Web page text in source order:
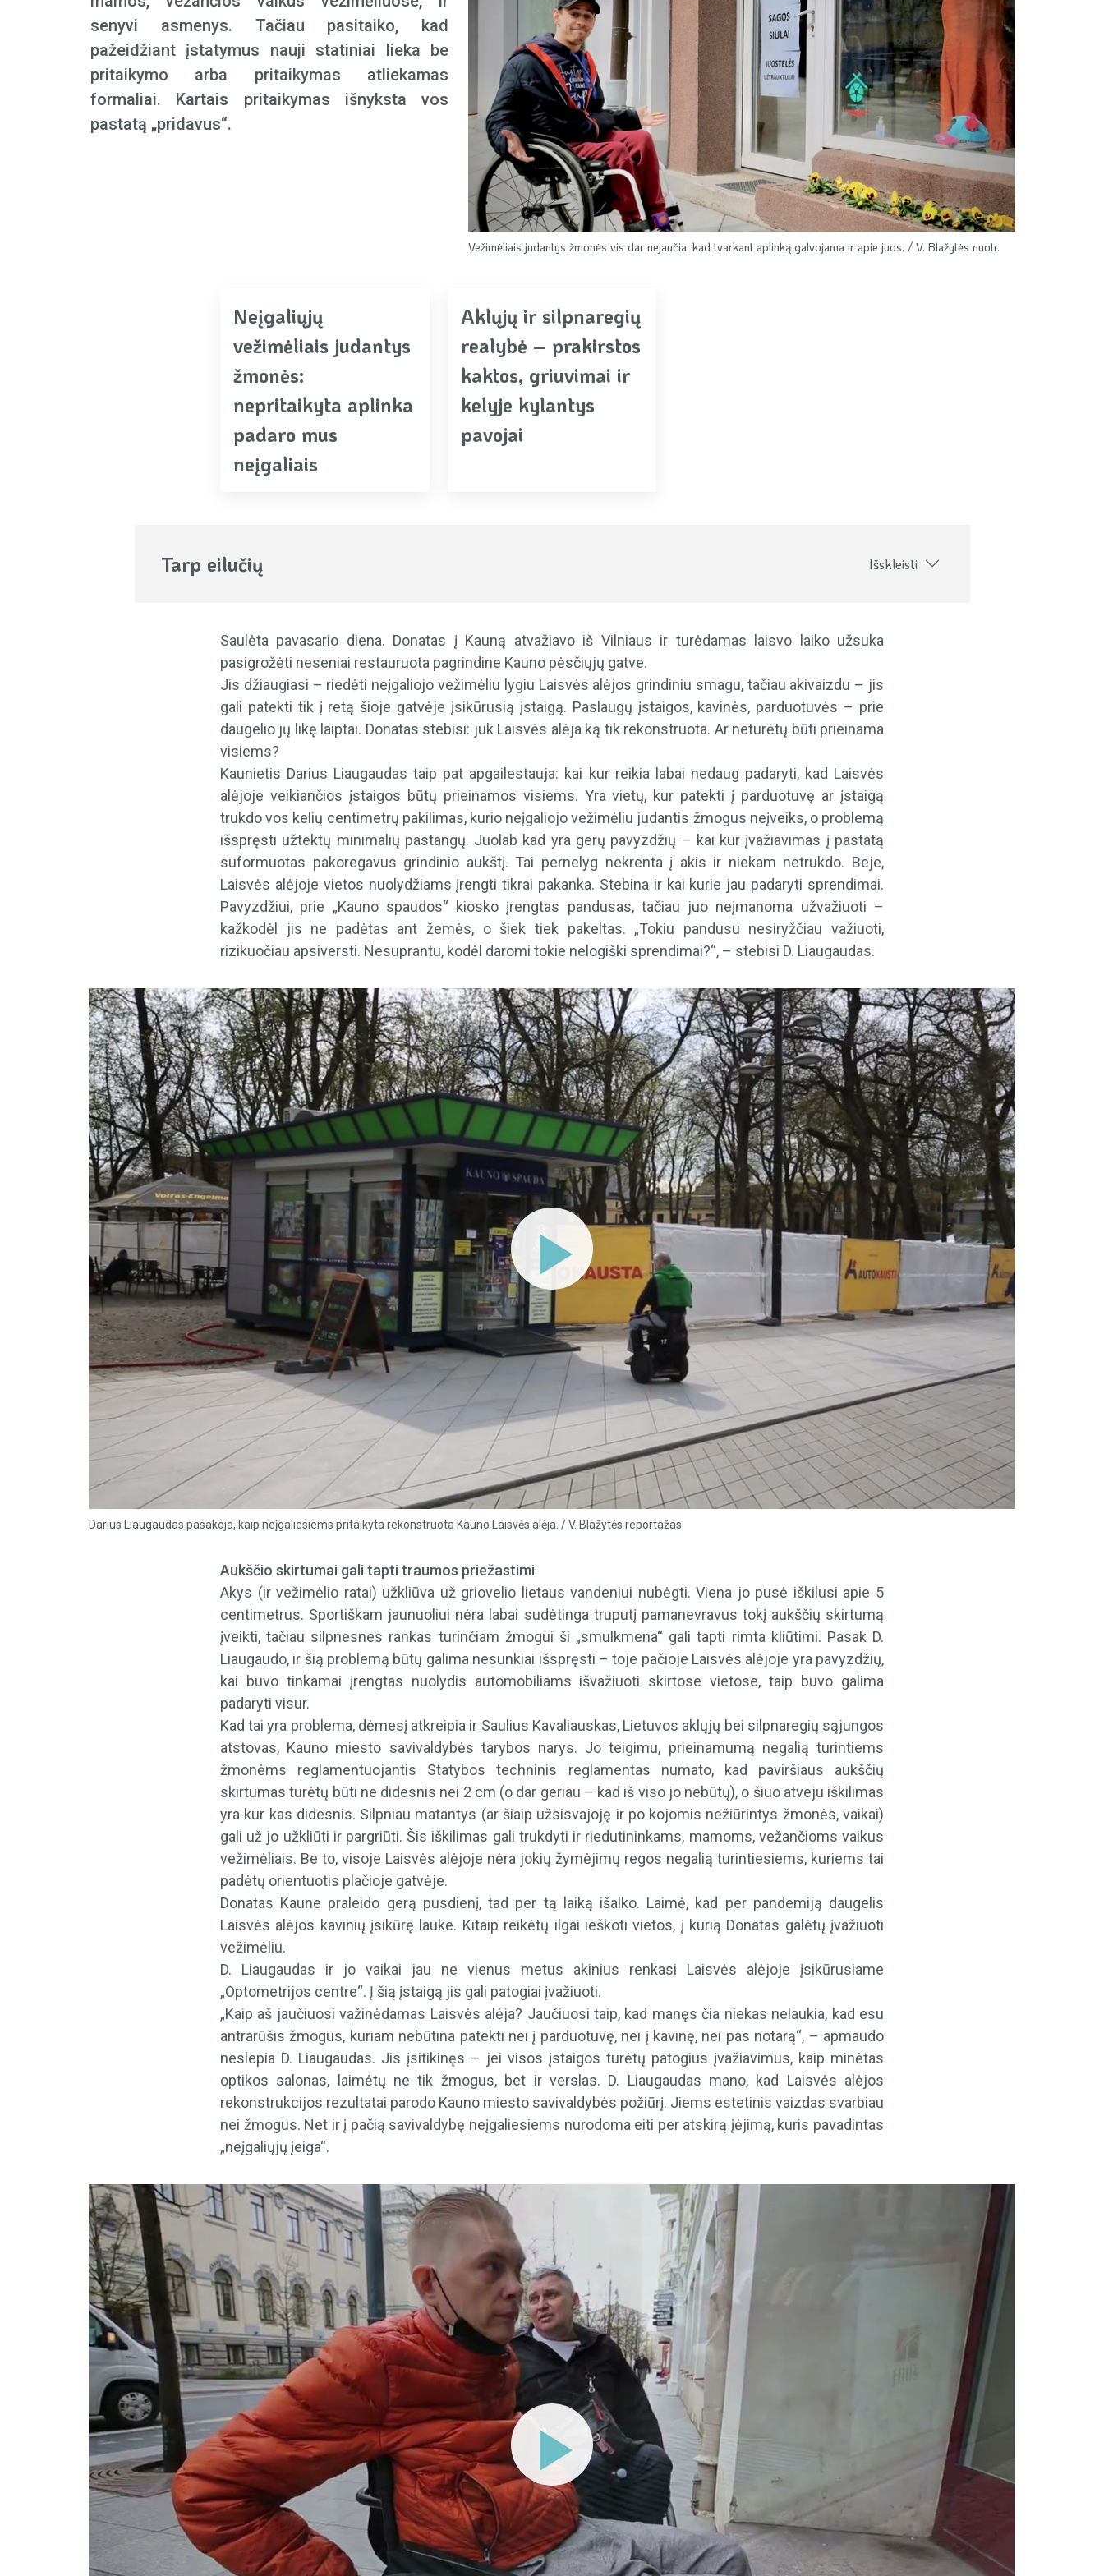
senyvi asmenys. Tačiau pasitaiko, kad
pažeidžiant įstatymus nauji statiniai lieka be
pritaikymo arba pritaikymas atliekamas
formaliai. Kartais pritaikymas išnyksta vos
pastatą „pridavus“.
Vežimėliais judantys žmonės vis dar nejaučia, kad tvarkant aplinką galvojama ir apie juos. / V. Blažytės nuotr.
Neįgaliųjų
vežimėliais judantys
žmonės:
nepritaikyta aplinka
padaro mus
neįgaliais
Aklųjų ir silpnaregių
realybė – prakirstos
kaktos, griuvimai ir
kelyje kylantys
pavojai
Tarp eilučių Išskleisti
Saulėta pavasario diena. Donatas į Kauną atvažiavo iš Vilniaus ir turėdamas laisvo laiko užsuka
pasigrožėti neseniai restauruota pagrindine Kauno pėsčiųjų gatve.
Jis džiaugiasi – riedėti neįgaliojo vežimėliu lygiu Laisvės alėjos grindiniu smagu, tačiau akivaizdu – jis
gali patekti tik į retą šioje gatvėje įsikūrusią įstaigą. Paslaugų įstaigos, kavinės, parduotuvės – prie
daugelio jų likę laiptai. Donatas stebisi: juk Laisvės alėja ką tik rekonstruota. Ar neturėtų būti prieinama
visiems?
Kaunietis Darius Liaugaudas taip pat apgailestauja: kai kur reikia labai nedaug padaryti, kad Laisvės
alėjoje veikiančios įstaigos būtų prieinamos visiems. Yra vietų, kur patekti į parduotuvę ar įstaigą
trukdo vos kelių centimetrų pakilimas, kurio neįgaliojo vežimėliu judantis žmogus neįveiks, o problemą
išspręsti užtektų minimalių pastangų. Juolab kad yra gerų pavyzdžių – kai kur įvažiavimas į pastatą
suformuotas pakoregavus grindinio aukštį. Tai pernelyg nekrenta į akis ir niekam netrukdo. Beje,
Laisvės alėjoje vietos nuolydžiams įrengti tikrai pakanka. Stebina ir kai kurie jau padaryti sprendimai.
Pavyzdžiui, prie „Kauno spaudos“ kiosko įrengtas pandusas, tačiau juo neįmanoma užvažiuoti –
kažkodėl jis ne padėtas ant žemės, o šiek tiek pakeltas. „Tokiu pandusu nesiryžčiau važiuoti,
rizikuočiau apsiversti. Nesuprantu, kodėl daromi tokie nelogiški sprendimai?“, – stebisi D. Liaugaudas.
Darius Liaugaudas pasakoja, kaip neįgaliesiems pritaikyta rekonstruota Kauno Laisvės alėja. / V. Blažytės reportažas
Aukščio skirtumai gali tapti traumos priežastimi
Akys (ir vežimėlio ratai) užkliūva už griovelio lietaus vandeniui nubėgti. Viena jo pusė iškilusi apie 5
centimetrus. Sportiškam jaunuoliui nėra labai sudėtinga truputį pamanevravus tokį aukščių skirtumą
įveikti, tačiau silpnesnes rankas turinčiam žmogui ši „smulkmena“ gali tapti rimta kliūtimi. Pasak D.
Liaugaudo, ir šią problemą būtų galima nesunkiai išspręsti – toje pačioje Laisvės alėjoje yra pavyzdžių,
kai buvo tinkamai įrengtas nuolydis automobiliams išvažiuoti skirtose vietose, taip buvo galima
padaryti visur.
Kad tai yra problema, dėmesį atkreipia ir Saulius Kavaliauskas, Lietuvos aklųjų bei silpnaregių sąjungos
atstovas, Kauno miesto savivaldybės tarybos narys. Jo teigimu, prieinamumą negalią turintiems
žmonėms reglamentuojantis Statybos techninis reglamentas numato, kad paviršiaus aukščių
skirtumas turėtų būti ne didesnis nei 2 cm (o dar geriau – kad iš viso jo nebūtų), o šiuo atveju iškilimas
yra kur kas didesnis. Silpniau matantys (ar šiaip užsisvajoję ir po kojomis nežiūrintys žmonės, vaikai)
gali už jo užkliūti ir pargriūti. Šis iškilimas gali trukdyti ir riedutininkams, mamoms, vežančioms vaikus
vežimėliais. Be to, visoje Laisvės alėjoje nėra jokių žymėjimų regos negalią turintiesiems, kuriems tai
padėtų orientuotis plačioje gatvėje.
Donatas Kaune praleido gerą pusdienį, tad per tą laiką išalko. Laimė, kad per pandemiją daugelis
Laisvės alėjos kavinių įsikūrę lauke. Kitaip reikėtų ilgai ieškoti vietos, į kurią Donatas galėtų įvažiuoti
vežimėliu.
D. Liaugaudas ir jo vaikai jau ne vienus metus akinius renkasi Laisvės alėjoje įsikūrusiame
„Optometrijos centre“. Į šią įstaigą jis gali patogiai įvažiuoti.
„Kaip aš jaučiuosi važinėdamas Laisvės alėja? Jaučiuosi taip, kad manęs čia niekas nelaukia, kad esu
antrarūšis žmogus, kuriam nebūtina patekti nei į parduotuvę, nei į kavinę, nei pas notarą“, – apmaudo
neslepia D. Liaugaudas. Jis įsitikinęs – jei visos įstaigos turėtų patogius įvažiavimus, kaip minėtas
optikos salonas, laimėtų ne tik žmogus, bet ir verslas. D. Liaugaudas mano, kad Laisvės alėjos
rekonstrukcijos rezultatai parodo Kauno miesto savivaldybės požiūrį. Jiems estetinis vaizdas svarbiau
nei žmogus. Net ir į pačią savivaldybę neįgaliesiems nurodoma eiti per atskirą įėjimą, kuris pavadintas
„neįgaliųjų įeiga“.